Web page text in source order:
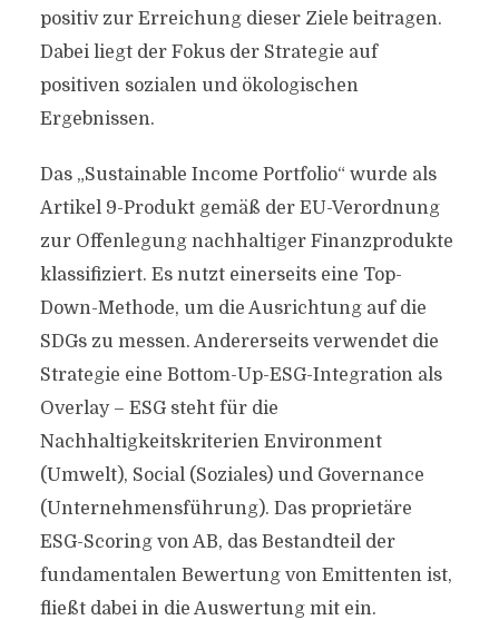
positiv zur Erreichung dieser Ziele beitragen.
Dabei liegt der Fokus der Strategie auf
positiven sozialen und ökologischen
Ergebnissen.
Das „Sustainable Income Portfolio“ wurde als
Artikel 9-Produkt gemäß der EU-Verordnung
zur Offenlegung nachhaltiger Finanzprodukte
klassifiziert. Es nutzt einerseits eine Top-
Down-Methode, um die Ausrichtung auf die
SDGs zu messen. Andererseits verwendet die
Strategie eine Bottom-Up-ESG-Integration als
Overlay – ESG steht für die
Nachhaltigkeitskriterien Environment
(Umwelt), Social (Soziales) und Governance
(Unternehmensführung). Das proprietäre
ESG-Scoring von AB, das Bestandteil der
fundamentalen Bewertung von Emittenten ist,
fließt dabei in die Auswertung mit ein.